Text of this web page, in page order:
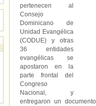
pertenecen al
Consejo
Dominicano de
Unidad Evangélica
(CODUE) y otras
36 entidades
evangélicas se
apostaron en la
parte frontal del
Congreso
Nacional, y
entregaron un